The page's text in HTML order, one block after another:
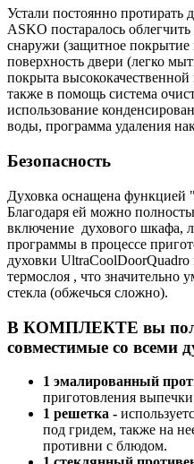
Устали постоянно протирать
ASKO постаралось
снаружи (защитное покрытие
поверхность двери (легко
покрыта
также в помощь система
использование
воды, программа удаления
Безопасность
Духовка оснащена функцией
Благодаря ей можно
включение духового шкафа,
программы в процессе
духовки UltraCoolDoorQuadro
термослоя , что значительно
стекла (обжечься сложно).
В КОМПЛЕКТЕ вы
совместимые со всеми
1 эмалированный
приготовления
1 решетка -
под гридем, также на
противни с блюдом.